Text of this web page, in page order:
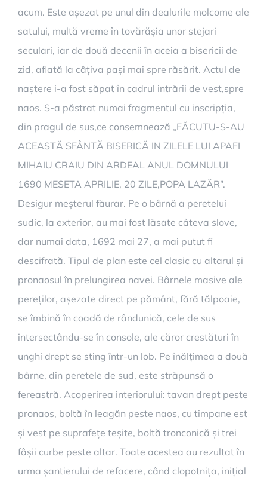
acum. Este așezat pe unul din dealurile molcome ale
satului, multă vreme în tovărășia unor stejari
seculari, iar de două decenii în aceia a bisericii de
zid, aflată la câțiva pași mai spre răsărit. Actul de
naștere i-a fost săpat în cadrul intrării de vest,spre
naos. S-a păstrat numai fragmentul cu inscripția,
din pragul de sus,ce consemnează „FĂCUTU-S-AU
ACEASTĂ SFÂNTĂ BISERICĂ IN ZILELE LUI APAFI
MIHAIU CRAIU DIN ARDEAL ANUL DOMNULUI
1690 MESETA APRILIE, 20 ZILE,POPA LAZĂR”.
Desigur meșterul făurar. Pe o bârnă a peretelui
sudic, la exterior, au mai fost lăsate câteva slove,
dar numai data, 1692 mai 27, a mai putut fi
descifrată. Tipul de plan este cel clasic cu altarul și
pronaosul în prelungirea navei. Bârnele masive ale
pereților, așezate direct pe pământ, fără tălpoaie,
se îmbină în coadă de rândunică, cele de sus
intersectându-se în console, ale căror crestături în
unghi drept se sting într-un lob. Pe înălțimea a două
bârne, din peretele de sud, este străpunsă o
fereastră. Acoperirea interiorului: tavan drept peste
pronaos, boltă în leagăn peste naos, cu timpane est
și vest pe suprafețe teșite, boltă tronconică și trei
fâșii curbe peste altar. Toate acestea au rezultat în
urma șantierului de refacere, când clopotnița, inițial